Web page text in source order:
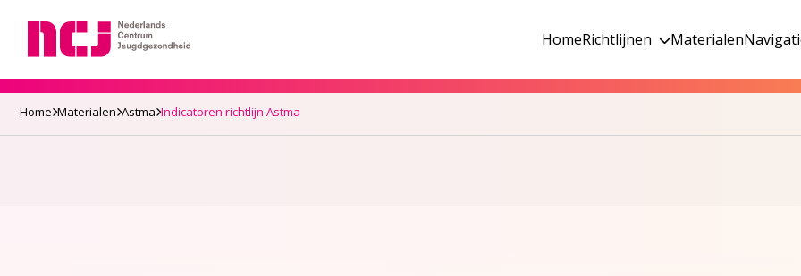
HomeRichtlijnen Materialen
Home Materialen Astma Indicatoren richtlijn Astma